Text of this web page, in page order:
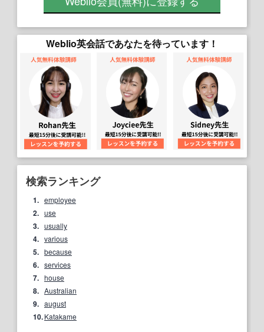
Weblio英会話であなたを待っています！
検索ランキング
1. employee
2. use
3. usually
4. various
5. because
6. services
7. house
8. Australian
9. august
10.Katakame